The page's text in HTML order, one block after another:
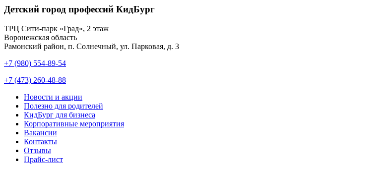
Детский город профессий КидБург
ТРЦ Сити-парк «Град», 2 этаж
Воронежская область
Рамонский район, п. Солнечный, ул. Парковая, д. 3
+7 (980) 554-89-54
+7 (473) 260-48-88
Новости и акции
Полезно для родителей
КидБург для бизнеса
Корпоративные мероприятия
Вакансии
Контакты
Отзывы
Прайс-лист